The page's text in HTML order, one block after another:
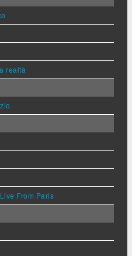
realtà
From Paris